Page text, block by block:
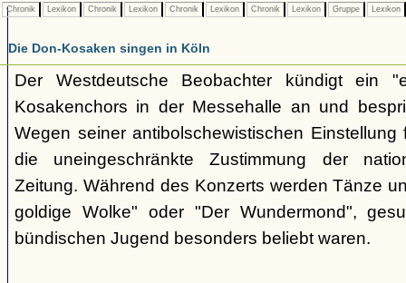
Chronik Lexikon Chronik Lexikon Chronik Lexikon Chronik Lexikon Gruppe Lexikon
Die Don-Kosaken singen in Köln
Der Westdeutsche Beobachter kündigt ein
Kosakenchors in der Messehalle an und
Wegen seiner antibolschewistischen
die uneingeschränkte Zustimmung der
Zeitung. Während des Konzerts werden Tänze
goldige Wolke" oder "Der Wundermond",
bündischen Jugend besonders beliebt waren.